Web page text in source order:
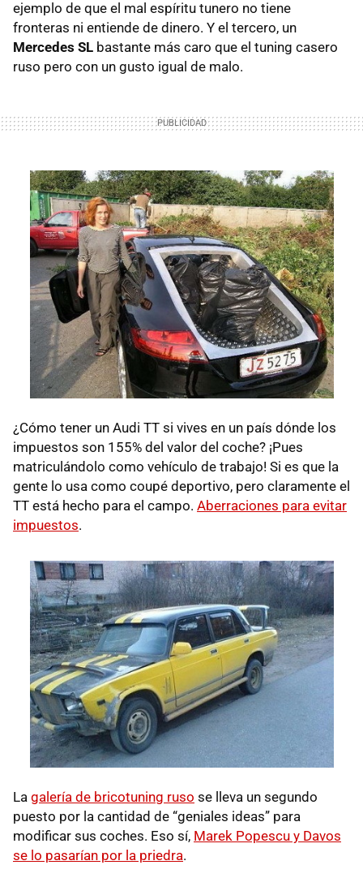
ejemplo de que el mal espíritu tunero no tiene
fronteras ni entiende de dinero. Y el tercero, un
Mercedes SL bastante más caro que el tuning casero
ruso pero con un gusto igual de malo.
¿Cómo tener un Audi TT si vives en un país dónde los
impuestos son 155% del valor del coche? ¡Pues
matriculándolo como vehículo de trabajo! Si es que la
gente lo usa como coupé deportivo, pero claramente el
TT está hecho para el campo. Aberraciones para evitar
impuestos.
La galería de bricotuning ruso se lleva un segundo
puesto por la cantidad de “geniales ideas” para
modificar sus coches. Eso sí, Marek Popescu y Davos
se lo pasarían por la priedra.